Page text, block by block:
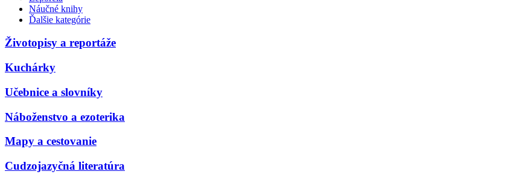
Náučné knihy
Ďalšie kategórie
Životopisy a reportáže
Kuchárky
Učebnice a slovníky
Náboženstvo a ezoterika
Mapy a cestovanie
Cudzojazyčná literatúra